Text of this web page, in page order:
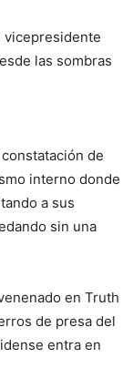
vicepresidente
las sombras
de
interno donde
a sus
sin una
en Truth
de presa del
entra en